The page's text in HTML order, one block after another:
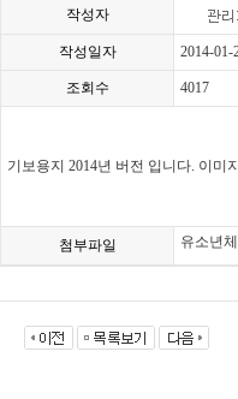
작성자
작성일자 2014-01-
조회수 4017
기보용지 2014년 버전 입니다. 이
첨부파일 유소년